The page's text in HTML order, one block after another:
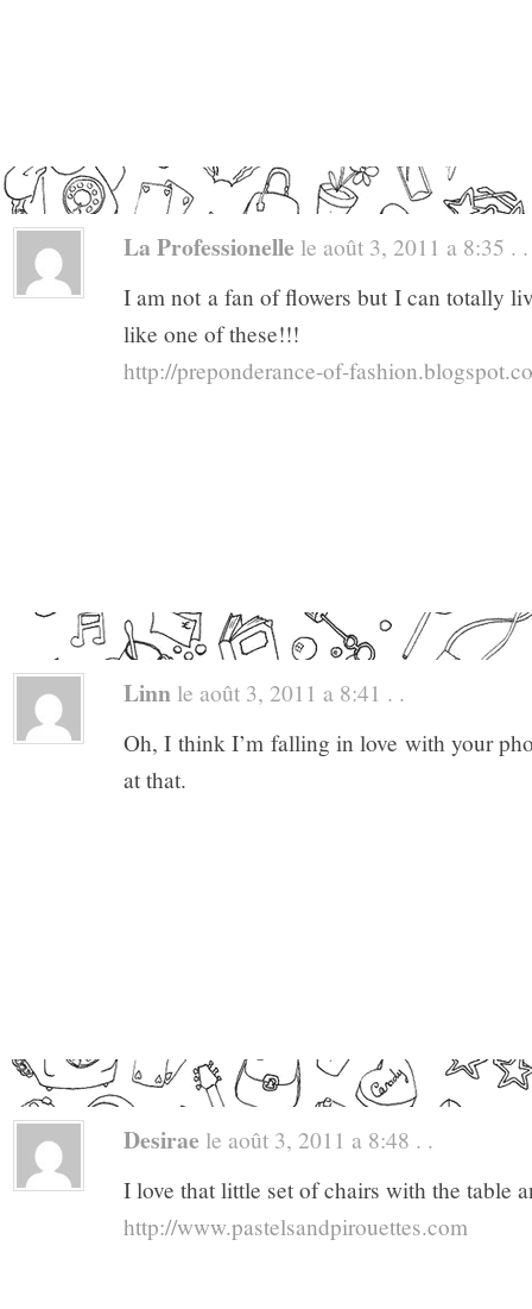
La Professionelle le août 3, 2011 a 8:35 . .
I am not a fan of flowers but I can totally
like one of these!!!
http://preponderance-of-
Linn le août 3, 2011 a 8:41 . .
Oh, I think I’m falling in love with your
at that.
Desirae le août 3, 2011 a 8:48 . .
I love that little set of chairs with the table
http://www.pastelsandpirouettes.com